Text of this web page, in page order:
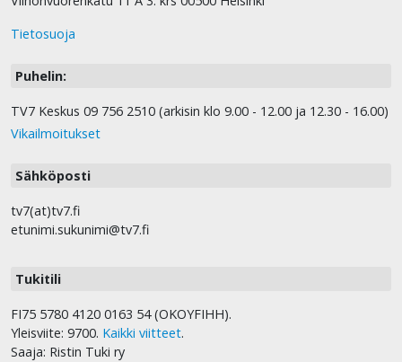
Tietosuoja
Puhelin:
TV7 Keskus 09 756 2510 (arkisin klo 9.00 - 12.00 ja 12.30 - 16.00)
Vikailmoitukset
Sähköposti
tv7(at)tv7.fi
etunimi.sukunimi@tv7.fi
Tukitili
FI75 5780 4120 0163 54 (OKOYFIHH).
Yleisviite: 9700. Kaikki viitteet.
Saaja: Ristin Tuki ry